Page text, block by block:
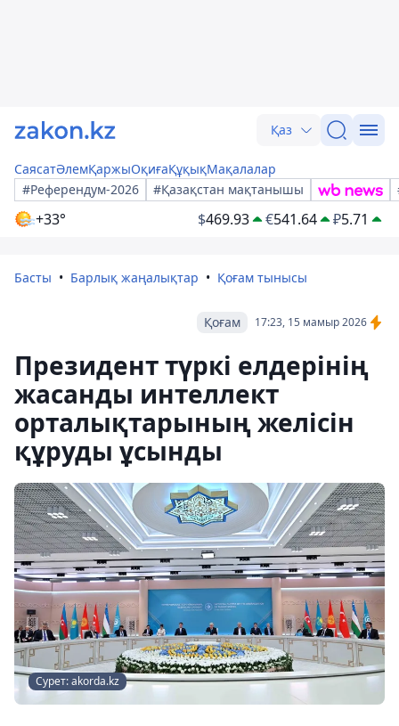
Қаз
СаясатӘлемҚаржыОқиғаҚұқықМақалалар
#Референдум-2026
#Қазақстан мақтанышы
+33° $469.93 €541.64 ₽5.71
Басты Барлық жаңалықтар Қоғам тынысы
17:23, 15 мамыр 2026
Қоғам
Президент түркі елдерінің
жасанды интеллект
орталықтарының желісін
құруды ұсынды
Сурет: akorda.kz